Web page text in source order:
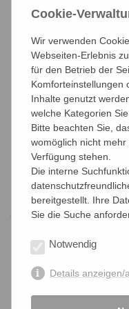
Wilkening, der
Köln tätig war und
Prüfung von Hans-
anvertrauten
An dieser Stelle soll
negativen Sinne –
Kammerfunktionärs
Daher sollen hier
Urteil des
Wollseifer und seinen
Urteil ist u.a. zu lesen:
„Nach dem Ergebnis
erhobenen
dass die Beklagten
geprellten
Cookie-
Wir verwenden
Webseiten-Erlebnis
für den Betrieb der
Komforteinstellungen
Inhalte genutzt
welche Kategorien
Bitte beachten Sie,
womöglich nicht
Verfügung stehen.
Die interne
bereitgestellt. Ihre
Sie die Suche
Notwendig
Details anzeigen/